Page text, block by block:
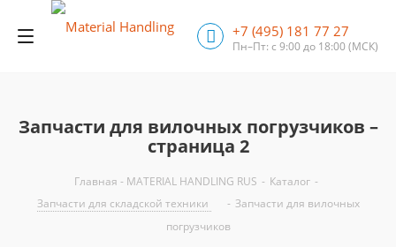
+7 (495) 181 77 27
Пн–Пт: с 9:00 до 18:00(МСК)
Запчасти для вилочных погрузчиков –
страница 2
Главная - MATERIAL HANDLING RUS - Каталог -
Запчасти для складской техники
- Запчасти для вилочных
погрузчиков